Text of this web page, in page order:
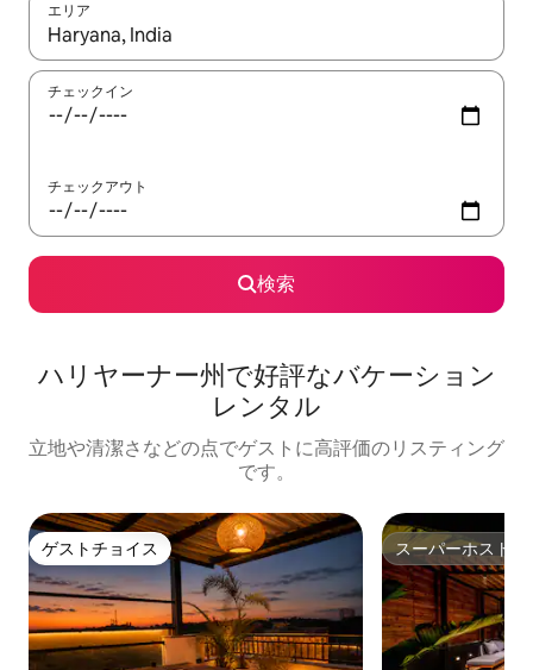
エリア
検索結果が表示されたら、上下の矢印キーを使って移動するか
チェックイン
チェックアウト
検索
ハリヤーナー州で好評なバケーション
レンタル
立地や清潔さなどの点でゲストに高評価のリスティング
です。
ゲストチョイス
ゲストチョイス スーパーホスト
スーパーホスト